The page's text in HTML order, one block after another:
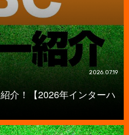
2026.07.19
介！【2026年インターハ